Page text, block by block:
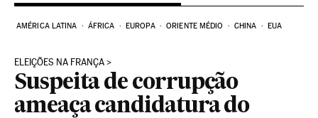
AMÉRICA LATINA ÁFRICA EUROPA ORIENTE MÉDIO CHINA EUA
ELEIÇÕES NA FRANÇA
Suspeita de corrupção
ameaça candidatura do